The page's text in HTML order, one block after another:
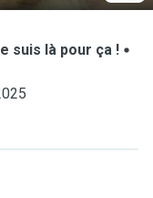
suis là pour ça !